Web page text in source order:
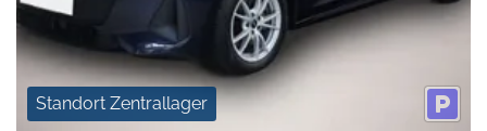
Standort Zentrallager